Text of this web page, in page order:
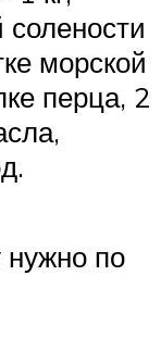
морской
перца, 2
по